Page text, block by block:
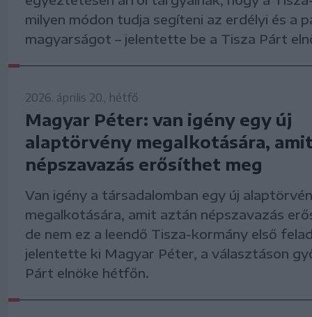
milyen módon tudja segíteni az erdélyi és a
magyarságot – jelentette be a Tisza Párt
2026. április 20., hétfő
Magyar Péter: van igény egy új
alaptörvény megalkotására, amit
népszavazás erősíthet meg
Van igény a társadalomban egy új
megalkotására, amit aztán népszavazás
de nem ez a leendő Tisza-kormány első
jelentette ki Magyar Péter, a választáson
Párt elnöke hétfőn.